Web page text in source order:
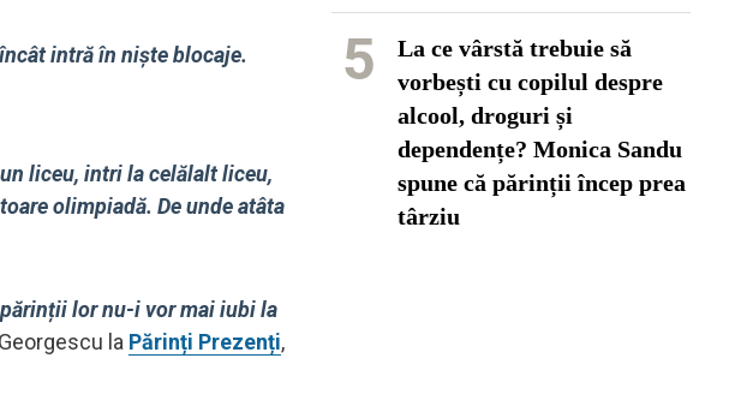
intră în niște blocaje.
liceu, intri la celălalt liceu,
olimpiadă. De unde atâta
lor nu-i vor mai iubi la
la Părinți Prezenți,
5
La ce vârstă trebuie să
vorbești cu copilul despre
alcool, droguri și
dependențe? Monica Sandu
spune că părinții încep prea
târziu